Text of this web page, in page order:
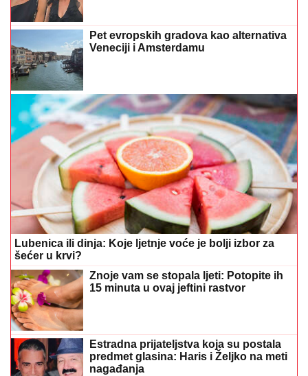
Pet evropskih gradova kao alternativa
Veneciji i Amsterdamu
Lubenica ili dinja: Koje ljetnje voće je bolji izbor za
šećer u krvi?
Znoje vam se stopala ljeti: Potopite ih
15 minuta u ovaj jeftini rastvor
Estradna prijateljstva koja su postala
predmet glasina: Haris i Željko na meti
nagađanja